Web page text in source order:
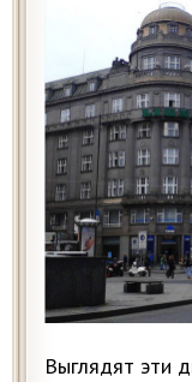
Выглядят эти